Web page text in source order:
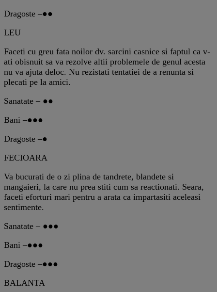
Dragoste –●●
LEU
Faceti cu greu fata noilor dv. sarcini casnice si faptul ca v-
ati obisnuit sa va rezolve altii problemele de genul acesta
nu va ajuta deloc. Nu rezistati tentatiei de a renunta si
plecati pe la amici.
Sanatate – ●●
Bani –●●●
Dragoste –●
FECIOARA
Va bucurati de o zi plina de tandrete, blandete si
mangaieri, la care nu prea stiti cum sa reactionati. Seara,
faceti eforturi mari pentru a arata ca impartasiti aceleasi
sentimente.
Sanatate – ●●●
Bani –●●●
Dragoste –●●●
BALANTA